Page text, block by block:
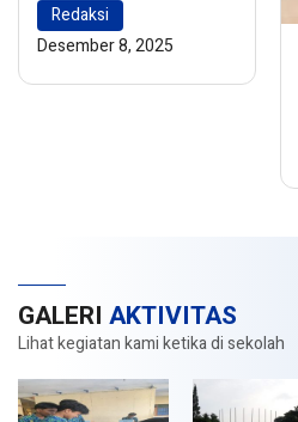
Redaksi
Desember 8, 2025
GALERI AKTIVITAS
Lihat kegiatan kami ketika di sekolah